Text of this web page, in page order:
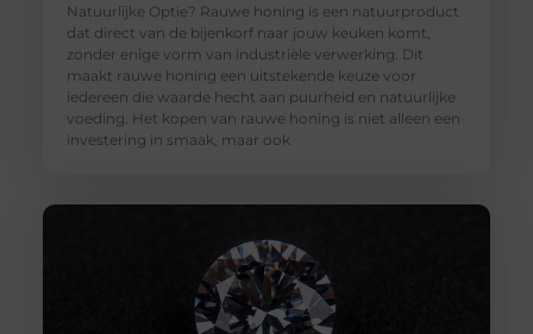
Natuurlijke Optie? Rauwe honing is een natuurproduct
dat direct van de bijenkorf naar jouw keuken komt,
zonder enige vorm van industriële verwerking. Dit
maakt rauwe honing een uitstekende keuze voor
iedereen die waarde hecht aan puurheid en natuurlijke
voeding. Het kopen van rauwe honing is niet alleen een
investering in smaak, maar ook